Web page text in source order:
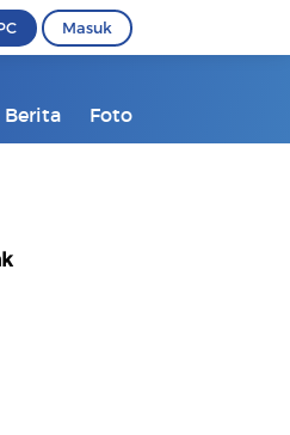
Masuk
Berita Foto